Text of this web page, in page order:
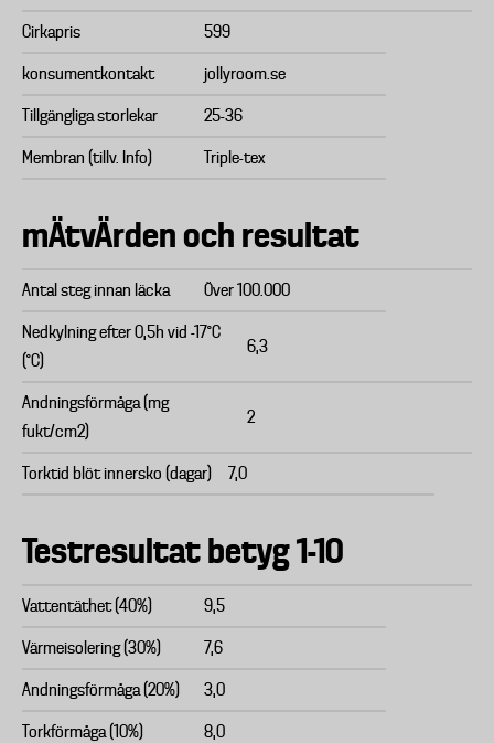
Cirkapris 599
konsumentkontakt jollyroom.se
Tillgängliga storlekar 25-36
Membran (tillv. Info) Triple-tex
mÄtvÄrden och resultat
Antal steg innan läcka Över 100.000
Nedkylning efter 0,5h vid -17°C
(°C)
6,3
Andningsförmåga (mg
fukt/cm2)
2
Torktid blöt innersko (dagar) 7,0
Testresultat betyg 1-10
Vattentäthet (40%) 9,5
Värmeisolering (30%) 7,6
Andningsförmåga (20%) 3,0
Torkförmåga (10%) 8,0